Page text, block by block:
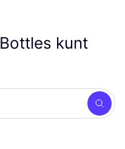
Bottles kunt
Zoek